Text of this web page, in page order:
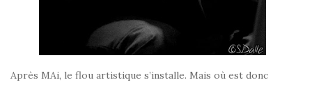
Après MAi, le flou artistique s’installe. Mais où est donc